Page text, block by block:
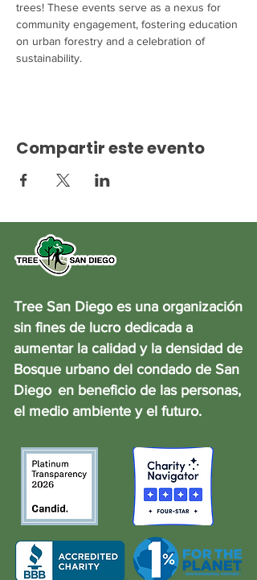
trees! These events serve as a nexus for
community engagement, fostering education
on urban forestry and a celebration of
sustainability.
Compartir este evento
Tree San Diego es una organización
sin fines de lucro dedicada a
aumentar la calidad y la densidad de
Bosque urbano del condado de San
Diego en beneficio de las personas,
el medio ambiente y el futuro.